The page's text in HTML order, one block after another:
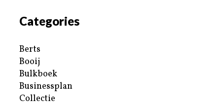
Categories
Berts
Booij
Bulkboek
Businessplan
Collectie